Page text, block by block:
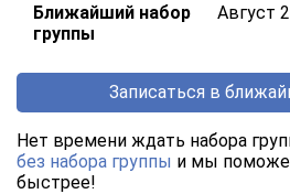
Ближайший набор
группы
Август
Записаться в
Нет времени ждать набора
без набора группы и мы
быстрее!